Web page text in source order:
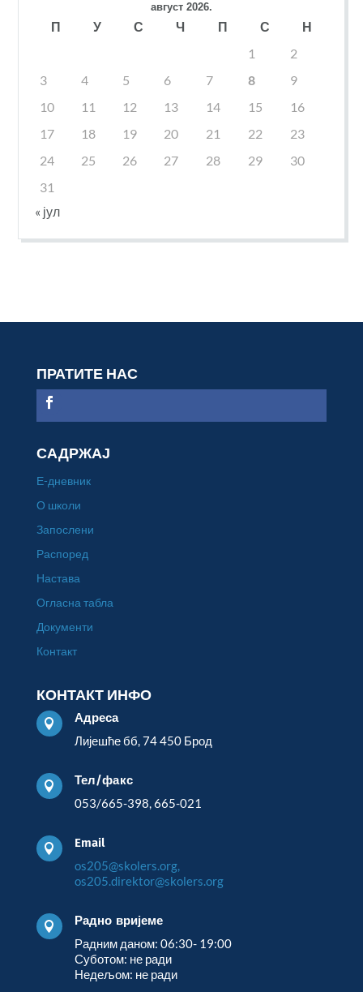
август 2026.
П У С Ч П С
Н
1
2
3
4 5 6 7 8
9
10
11 12 13 14 15
16
17
18 19 20 21 22
23
24
25 26 27 28 29
30
31
« јул
ПРАТИТЕ НАС
САДРЖАЈ
Е-дневник
О школи
Запослени
Распоред
Настава
Огласна табла
Документи
Контакт
КОНТАКТ ИНФО

Адреса
Лијешће бб, 74 450 Брод

Тел/факс
053/665-398, 665-021

Email
os205@skolers.org,
os205.direktor@skolers.org

Радно вријеме
Радним даном: 06:30- 19:00
Суботом: не ради
Недељом: не ради